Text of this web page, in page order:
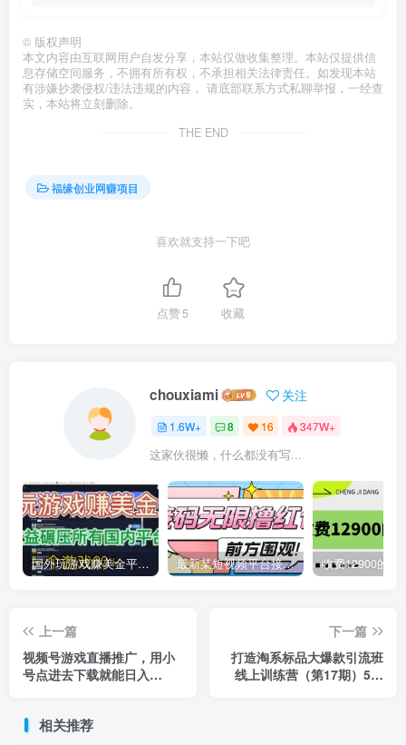
© 版权声明
本文内容由互联网用户自发分享，本站仅做收集整理。本站仅提供信
息存储空间服务，不拥有所有权，不承担相关法律责任。如发现本站
有涉嫌抄袭侵权/违法违规的内容， 请底部联系方式私聊举报，一经查
实，本站将立刻删除。
THE END
福缘创业网赚项目
喜欢就支持一下吧
点赞5 收藏
chouxiami 关注
1.6W+ 8 16 347W+
这家伙很懒，什么都没有写...
国外玩游戏赚美金平台，一个游戏60+，收益碾压国内所有平台 最新某短视频平台接码看广告，无限撸1.3元项目【软件+详细操作教程】
上一篇
视频号游戏直播推广，用小
号点进去下载就能日入
下一篇
打造淘系标品大爆款引流班
线上训练营（第17期）5天
相关推荐